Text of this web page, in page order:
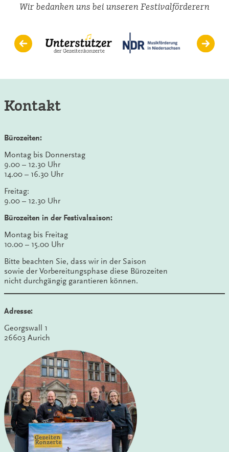
Wir bedanken uns bei unseren Festivalförderern
Kontakt
Bürozeiten:
Montag bis Donnerstag
9.00 – 12.30 Uhr
14.00 – 16.30 Uhr
Freitag:
9.00 – 12.30 Uhr
Bürozeiten in der Festivalsaison:
Montag bis Freitag
10.00 – 15.00 Uhr
Bitte beachten Sie, dass wir in der Saison
sowie der Vorbereitungsphase diese Bürozeiten
nicht durchgängig garantieren können.
Adresse:
Georgswall 1
26603 Aurich